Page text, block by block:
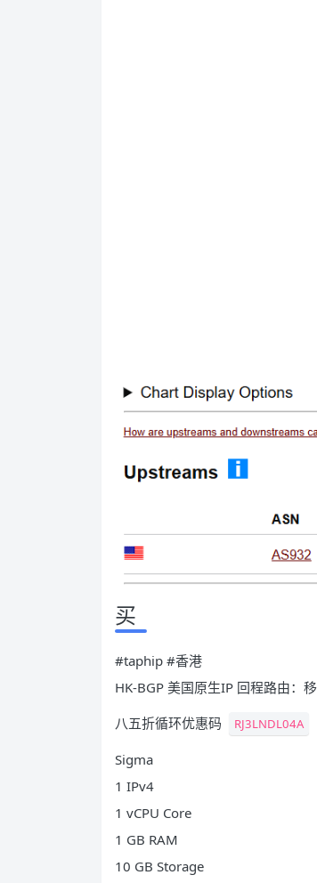
买
#taphip #香港
HK-BGP 美国原生IP 回程路由：
八五折循环优惠码
RJ3LNDL04A
Sigma
1 IPv4
1 vCPU Core
1 GB RAM
10 GB Storage